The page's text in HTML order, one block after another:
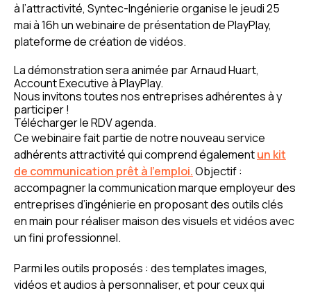
à l’attractivité, Syntec-Ingénierie organise le jeudi 25
mai à 16h un webinaire de présentation de PlayPlay,
plateforme de création de vidéos.
La démonstration sera animée par Arnaud Huart,
Account Executive à PlayPlay.
Nous invitons toutes nos entreprises adhérentes à y
participer !
Télécharger le RDV agenda.
Ce webinaire fait partie de notre nouveau service
adhérents attractivité qui comprend égalementun kit
de communication prêt à l’emploi.Objectif :
accompagner la communication marque employeur des
entreprises d’ingénierie en proposant des outils clés
en main pour réaliser maison des visuels et vidéos avec
un fini professionnel.
Parmi les outils proposés : des templates images,
vidéos et audios à personnaliser, et pour ceux qui